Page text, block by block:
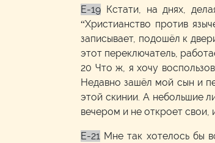
E-19 Кстати, на днях,
“Христианство против
записывает, подошёл к
этот переключатель,
20 Что ж, я хочу
Недавно зашёл мой сын и
этой скинии. А небольшие
вечером и не откроет свои,
E-21 Мне так хотелось бы